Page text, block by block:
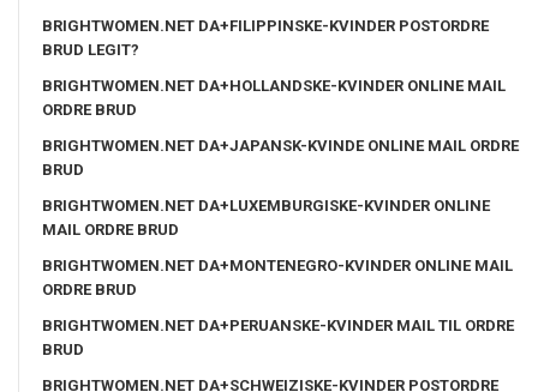
BRIGHTWOMEN.NET DA+FILIPPINSKE-KVINDER POSTORDRE
BRUD LEGIT?
BRIGHTWOMEN.NET DA+HOLLANDSKE-KVINDER ONLINE MAIL
ORDRE BRUD
BRIGHTWOMEN.NET DA+JAPANSK-KVINDE ONLINE MAIL ORDRE
BRUD
BRIGHTWOMEN.NET DA+LUXEMBURGISKE-KVINDER ONLINE
MAIL ORDRE BRUD
BRIGHTWOMEN.NET DA+MONTENEGRO-KVINDER ONLINE MAIL
ORDRE BRUD
BRIGHTWOMEN.NET DA+PERUANSKE-KVINDER MAIL TIL ORDRE
BRUD
BRIGHTWOMEN.NET DA+SCHWEIZISKE-KVINDER POSTORDRE